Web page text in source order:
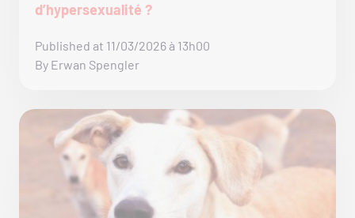
d’hypersexualité ?
Published at 11/03/2026 à 13h00
By Erwan Spengler